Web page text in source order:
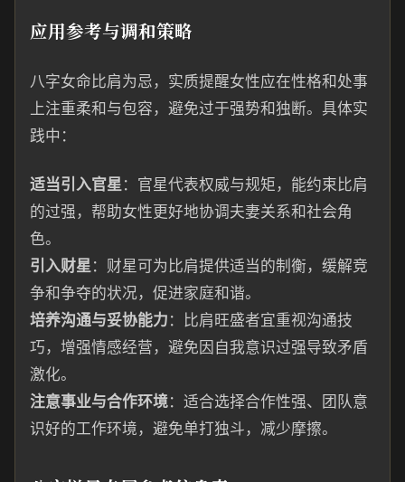
应用参考与调和策略
八字女命比肩为忌，实质提醒女性应在性格和处事
上注重柔和与包容，避免过于强势和独断。具体实
践中：
适当引入官星：官星代表权威与规矩，能约束比肩
的过强，帮助女性更好地协调夫妻关系和社会角
色。
引入财星：财星可为比肩提供适当的制衡，缓解竞
争和争夺的状况，促进家庭和谐。
培养沟通与妥协能力 ：比肩旺盛者宜重视沟通技
巧，增强情感经营，避免因自我意识过强导致矛盾
激化。
注意事业与合作环境：适合选择合作性强、团队意
识好的工作环境，避免单打独斗，减少摩擦。